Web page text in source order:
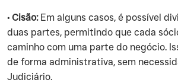
• Cisão:Em alguns casos, é possível
duas partes, permitindo que cada
caminho com uma parte do negócio.
de forma administrativa, sem
Judiciário.